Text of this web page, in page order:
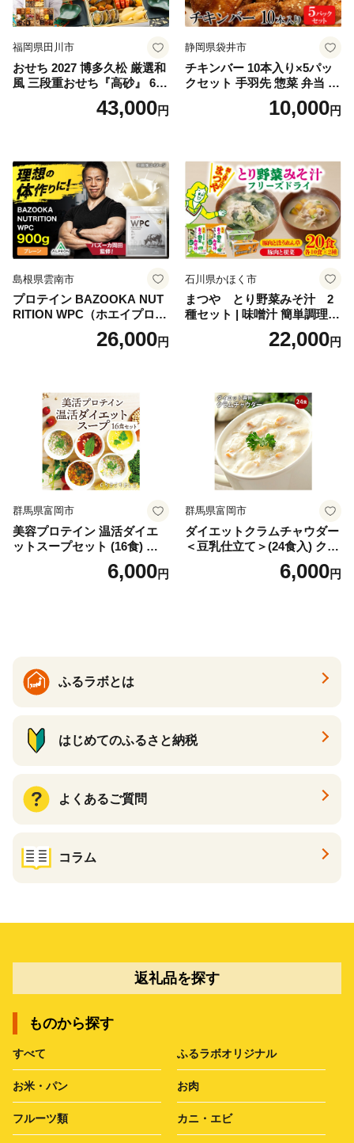
福岡県田川市
おせち 2027 博多久松 厳選和
風 三段重おせち『高砂』 6.5
寸 3段重 2～3人前 おせち料
理 重箱 お正月 冷凍おせち 縁
ち 本格おせち おせち予約 年
末 年始 お取り寄せ 新春 贅沢
おせち こだわりおせち 惣菜
老舗おせち ふるさと納税お
せち 御節 お節料理 正月 調理
不要 おせち料理2027
43,000円
静岡県袋井市
チキンバー 10本入り×5パッ
クセット 手羽先 惣菜 弁当 お
かず お酒 おつまみ ギフト キ
ャンプ アウトドア キャンプ
10,000円
島根県雲南市
プロテイン BAZOOKA NUT
RITION WPC（ホエイプロテ
イン）＜プレーン＞ 900g｜
バズーカ岡田監修・植物由来
ロン [AIEN005]
26,000円
石川県かほく市
まつや とり野菜みそ汁 2
種セット | 味噌汁 簡単調理
お味噌 おみそ みそ とり野菜
時短料理 時短ごはん ご当地
22,000円
群馬県富岡市
美容プロテイン 温活ダイエ
ットスープセット (16食) 小
分け スープ 食べ比べ セット
詰合せ クラムチャウダー チ
6,000円
群馬県富岡市
ダイエットクラムチャウダー
＜豆乳仕立て＞(24食入) クラ
ムチャウダー 豆乳 ダイエッ
ト スープ プロテイン たんぱ
6,000円
ふるラボとは
はじめてのふるさと納税
よくあるご質問
コラム
返礼品を探す
ものから探す
すべて ふるラボオリジナル
お米・パン お肉
フルーツ類 カニ・エビ